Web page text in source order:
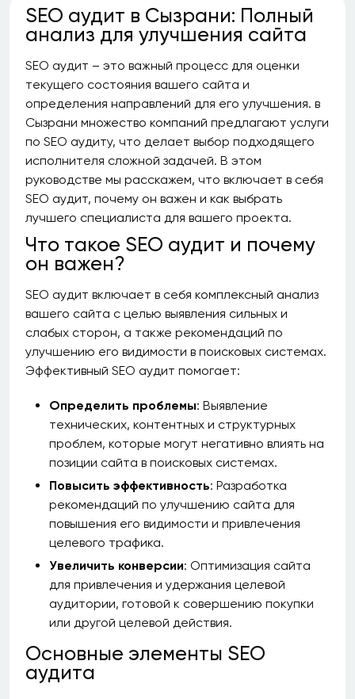
SEO аудит в Сызрани: Полный
анализ для улучшения сайта
SEO аудит – это важный процесс для оценки
текущего состояния вашего сайта и
определения направлений для его улучшения. в
Сызрани множество компаний предлагают услуги
по SEO аудиту, что делает выбор подходящего
исполнителя сложной задачей. В этом
руководстве мы расскажем, что включает в себя
SEO аудит, почему он важен и как выбрать
лучшего специалиста для вашего проекта.
Что такое SEO аудит и почему
он важен?
SEO аудит включает в себя комплексный анализ
вашего сайта с целью выявления сильных и
слабых сторон, а также рекомендаций по
улучшению его видимости в поисковых системах.
Эффективный SEO аудит помогает:
Определить проблемы: Выявление
технических, контентных и структурных
проблем, которые могут негативно влиять на
позиции сайта в поисковых системах.
Повысить эффективность: Разработка
рекомендаций по улучшению сайта для
повышения его видимости и привлечения
целевого трафика.
Увеличить конверсии: Оптимизация сайта
для привлечения и удержания целевой
аудитории, готовой к совершению покупки
или другой целевой действия.
Основные элементы SEO
аудита